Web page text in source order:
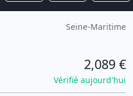
Seine-Maritime
2,089 €
Vérifié aujourd'hui